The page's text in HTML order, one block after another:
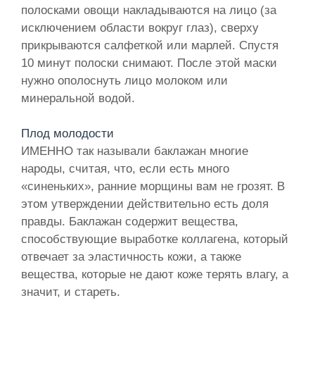
полосками овощи накладываются на лицо (за
исключением области вокруг глаз), сверху
прикрываются салфеткой или марлей. Спустя
10 минут полоски снимают. После этой маски
нужно ополоснуть лицо молоком или
минеральной водой.
Плод молодости
ИМЕННО так называли баклажан многие
народы, считая, что, если есть много
«синеньких», ранние морщины вам не грозят. В
этом утверждении действительно есть доля
правды. Баклажан содержит вещества,
способствующие выработке коллагена, который
отвечает за эластичность кожи, а также
вещества, которые не дают коже терять влагу, а
значит, и стареть.